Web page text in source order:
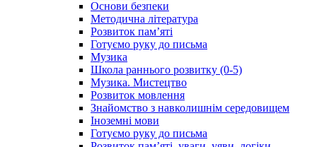
Основи безпеки
Методична література
Розвиток пам’яті
Готуємо руку до письма
Музика
Школа раннього розвитку (0-5)
Музика. Мистецтво
Розвиток мовлення
Знайомство з навколишнім середовищем
Іноземні мови
Готуємо руку до письма